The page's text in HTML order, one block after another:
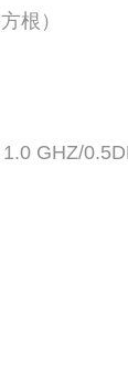
根）
GHZ/